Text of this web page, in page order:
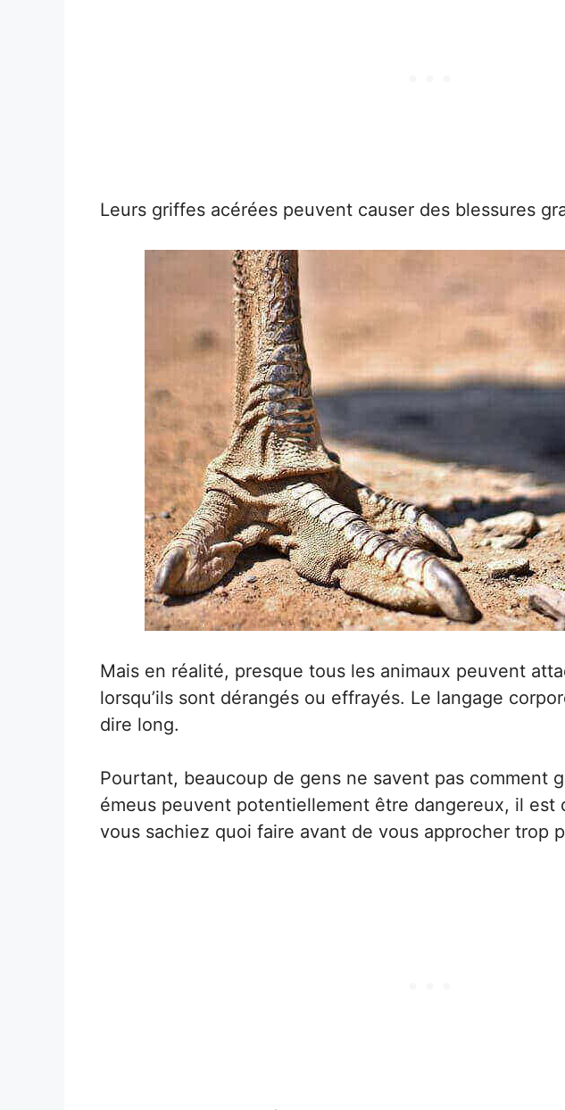
Leurs griffes acérées peuvent causer des blessures
Mais en réalité, presque tous les animaux peuvent
lorsqu’ils sont dérangés ou effrayés. Le langage
dire long.
Pourtant, beaucoup de gens ne savent pas comment
émeus peuvent potentiellement être dangereux, il est
vous sachiez quoi faire avant de vous approcher trop